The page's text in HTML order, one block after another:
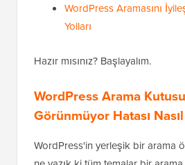
WordPress Aramasını
Yolları
Hazır mısınız? Başlayalım.
WordPress Arama
Görünmüyor Hatası
WordPress'in yerleşik bir arama